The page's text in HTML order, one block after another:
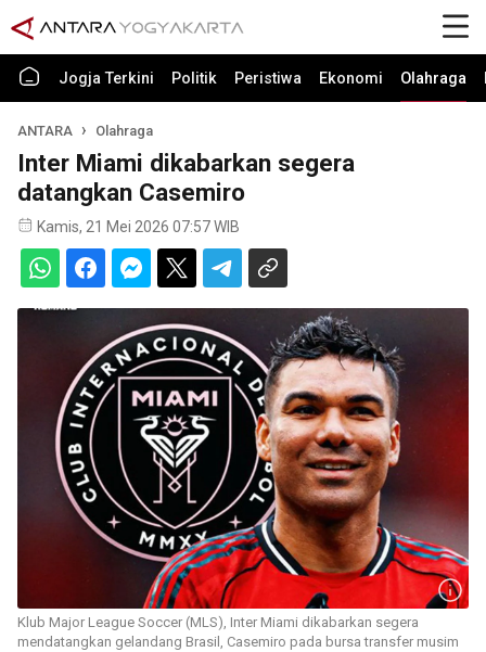
Jogja Terkini Politik Peristiwa Ekonomi Olahraga
ANTARA Olahraga
Inter Miami dikabarkan segera
datangkan Casemiro
Kamis, 21 Mei 2026 07:57 WIB
Klub Major League Soccer (MLS), Inter Miami dikabarkan segera
mendatangkan gelandang Brasil, Casemiro pada bursa transfer musim